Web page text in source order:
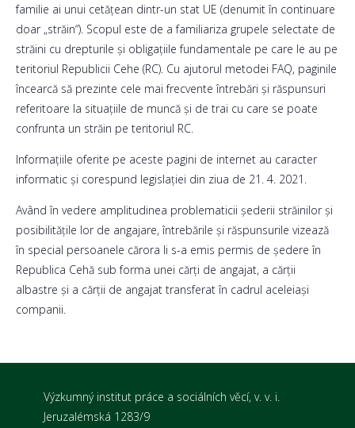
familie ai unui cetățean dintr-un stat UE (denumit în continuare
doar „străin“). Scopul este de a familiariza grupele selectate de
străini cu drepturile și obligațiile fundamentale pe care le au pe
teritoriul Republicii Cehe (RC). Cu ajutorul metodei FAQ, paginile
încearcă să prezinte cele mai frecvente întrebări și răspunsuri
referitoare la situațiile de muncă și de trai cu care se poate
confrunta un străin pe teritoriul RC.
Informațiile oferite pe aceste pagini de internet au caracter
informatic și corespund legislației din ziua de 21. 4. 2021.
Având în vedere amplitudinea problematicii șederii străinilor și
posibilitățile lor de angajare, întrebările și răspunsurile vizează
în special persoanele cărora li s-a emis permis de ședere în
Republica Cehă sub forma unei cărți de angajat, a cărții
albastre și a cărții de angajat transferat în cadrul aceleiași
companii.
Výzkumný institut práce a sociálních věcí, v. v. i.
Jeruzalémská 1283/9